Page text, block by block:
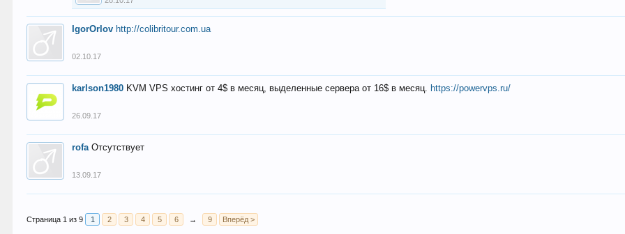
IgorOrlov http://colibritour.com.ua
02.10.17
karlson1980 KVM VPS хостинг от 4$ в месяц, выделенные сервера от 16$ в месяц. https://powervps.ru/
26.09.17
rofa Отсутствует
13.09.17
Страница 1 из 9 1 2 3 4 5 6 → 9 Вперёд >